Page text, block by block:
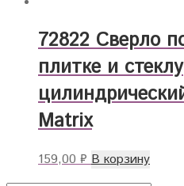
72822 Сверло
плитке и
Matrix
159,00 ₽ В корзину